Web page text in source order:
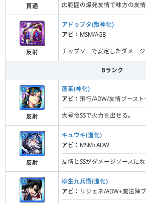
貫通 広範囲の爆発友情で味方の友情
反射
アドゥブタ(獣神化)
アビ： MSM/AGB
チップソーで安定したダメージ
Bランク
反射
蓬莱(神化)
アビ： 飛行/ADW/友情ブースト
大号令SSで火力を出せる。
反射
キュウキ(進化)
アビ： MSM+ADW
友情とSSがダメージソースにな
柳生九兵衛(進化)
アビ： リジェネ/ADW+魔法陣